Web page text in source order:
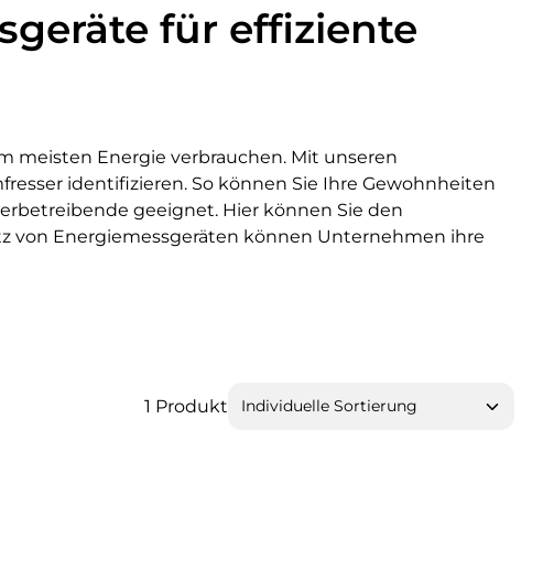
für effiziente
meisten Energie verbrauchen. Mit unseren
identifizieren. So können Sie Ihre Gewohnheiten
geeignet. Hier können Sie den
von Energiemessgeräten können Unternehmen ihre
1 Produkt